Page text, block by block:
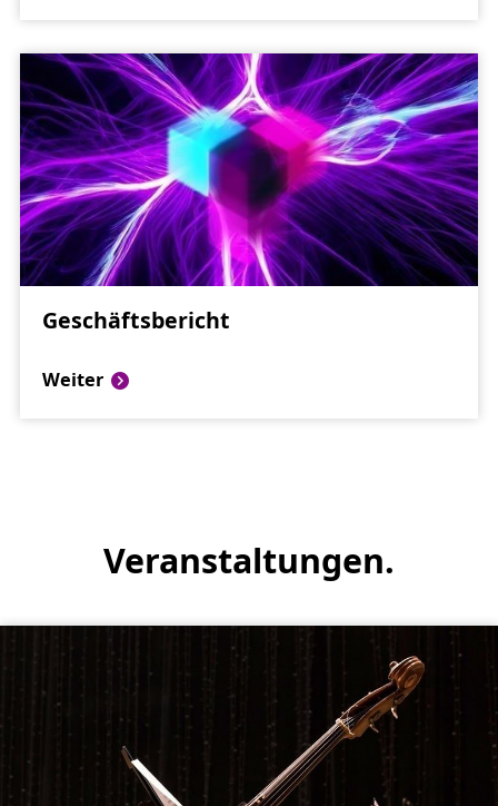
Geschäftsbericht
Weiter
Veranstaltungen.